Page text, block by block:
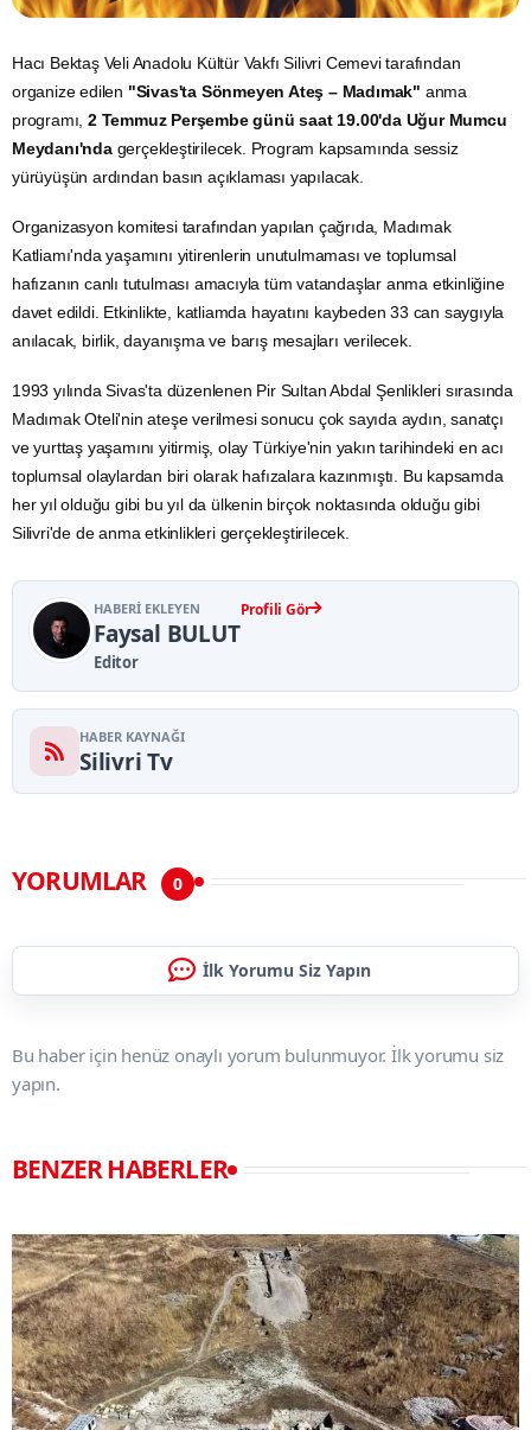
Hacı Bektaş Veli Anadolu Kültür Vakfı Silivri Cemevi tarafından
organize edilen "Sivas'ta Sönmeyen Ateş – Madımak" anma
programı, 2 Temmuz Perşembe günü saat 19.00'da Uğur Mumcu
Meydanı'ndagerçekleştirilecek. Program kapsamında sessiz
yürüyüşün ardından basın açıklaması yapılacak.
Organizasyon komitesi tarafından yapılan çağrıda, Madımak
Katliamı'nda yaşamını yitirenlerin unutulmaması ve toplumsal
hafızanın canlı tutulması amacıyla tüm vatandaşlar anma etkinliğine
davet edildi. Etkinlikte, katliamda hayatını kaybeden 33 can saygıyla
anılacak, birlik, dayanışma ve barış mesajları verilecek.
1993 yılında Sivas'ta düzenlenen Pir Sultan Abdal Şenlikleri sırasında
Madımak Oteli'nin ateşe verilmesi sonucu çok sayıda aydın, sanatçı
ve yurttaş yaşamını yitirmiş, olay Türkiye'nin yakın tarihindeki en acı
toplumsal olaylardan biri olarak hafızalara kazınmıştı. Bu kapsamda
her yıl olduğu gibi bu yıl da ülkenin birçok noktasında olduğu gibi
Silivri'de de anma etkinlikleri gerçekleştirilecek.
HABERI EKLEYEN
Faysal BULUT
Editor
Profili Gör
HABER KAYNAĞI
Silivri Tv
YORUMLAR 0
İlk Yorumu Siz Yapın
Bu haber için henüz onaylı yorum bulunmuyor. İlk yorumu siz
yapın.
BENZER HABERLER